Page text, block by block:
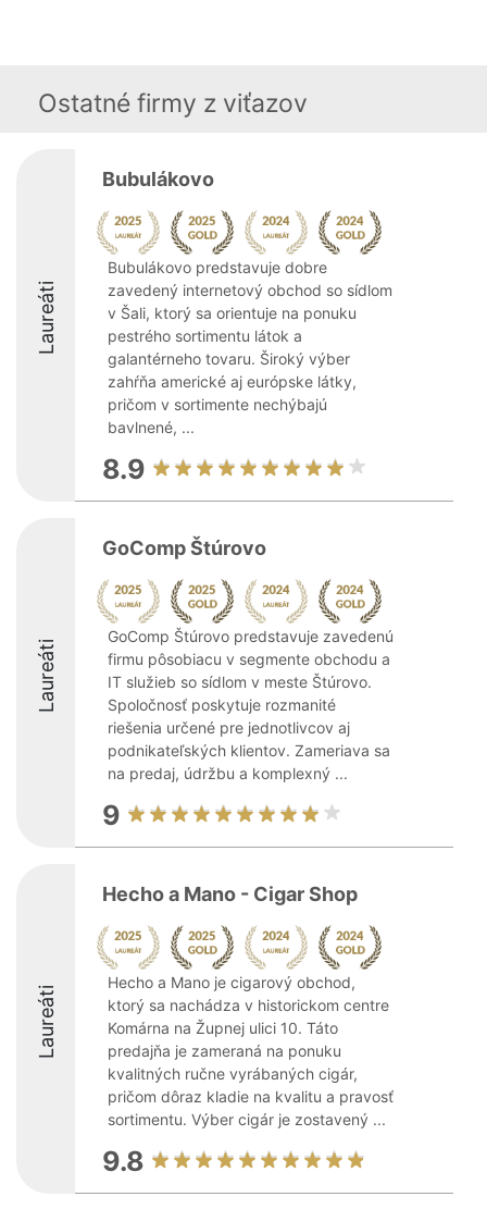
Ostatné firmy z viťazov
Laureáti
Bubulákovo
Bubulákovo predstavuje dobre
zavedený internetový obchod so sídlom
v Šali, ktorý sa orientuje na ponuku
pestrého sortimentu látok a
galantérneho tovaru. Široký výber
zahŕňa americké aj európske látky,
pričom v sortimente nechýbajú
bavlnené, ...
8.9
Laureáti
GoComp Štúrovo
GoComp Štúrovo predstavuje zavedenú
firmu pôsobiacu v segmente obchodu a
IT služieb so sídlom v meste Štúrovo.
Spoločnosť poskytuje rozmanité
riešenia určené pre jednotlivcov aj
podnikateľských klientov. Zameriava sa
na predaj, údržbu a komplexný ...
9
Laureáti
Hecho a Mano - Cigar Shop
Hecho a Mano je cigarový obchod,
ktorý sa nachádza v historickom centre
Komárna na Župnej ulici 10. Táto
predajňa je zameraná na ponuku
kvalitných ručne vyrábaných cigár,
pričom dôraz kladie na kvalitu a pravosť
sortimentu. Výber cigár je zostavený ...
9.8